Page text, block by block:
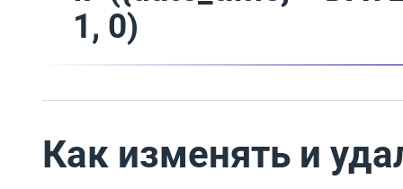
1, 0)
Как изменять и